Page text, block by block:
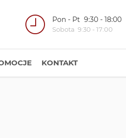
Pon - Pt 9:30 - 18:00
Sobota 9:30 - 17:00
KONTAKT